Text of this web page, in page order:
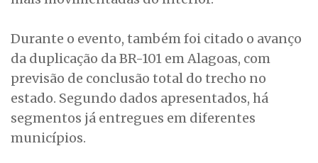
Durante o evento, também foi citado o avanço
da duplicação da BR-101 em Alagoas, com
previsão de conclusão total do trecho no
estado. Segundo dados apresentados, há
segmentos já entregues em diferentes
municípios.